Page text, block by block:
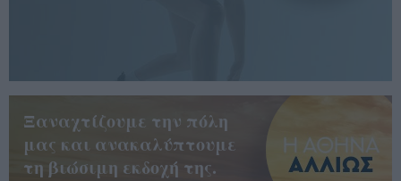
Ξαναχτίζουμε την πόλη
μας και ανακαλύπτουμε
τη βιώσιμη εκδοχή της.